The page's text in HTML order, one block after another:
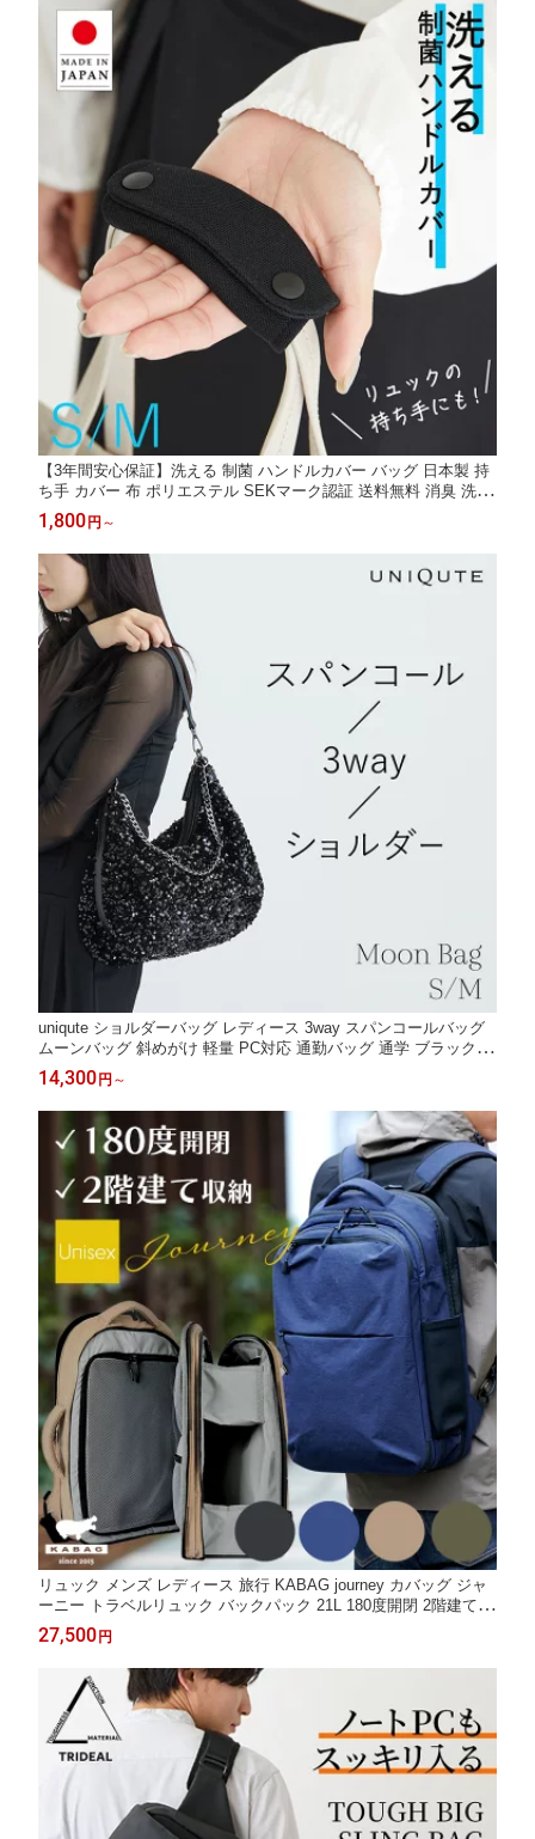
【3年間安心保証】洗える 制菌 ハンドルカバー バッグ 日本製 持
ち手 カバー 布 ポリエステル SEKマーク認証 送料無料 消臭 洗濯
汗 速乾 汚れ防止 レディース メンズ 手洗い ショルダーバッグ ト
ートバッグ リュック 水筒 ユニキュート uniqute TU0018
1,800 円 ～
uniqute ショルダーバッグ レディース 3way スパンコールバッグ
ムーンバッグ 斜めがけ 軽量 PC対応 通勤バッグ 通学 ブラック S
M ユニキュート
14,300 円 ～
リュック メンズ レディース 旅行 KABAG journey カバッグ ジャ
ーニー トラベルリュック バックパック 21L 180度開閉 2階建て収
納 17インチPC A4 撥水 拡張 キャリーオン 出張 1泊 2泊 通勤 ビ
ジネス
27,500 円